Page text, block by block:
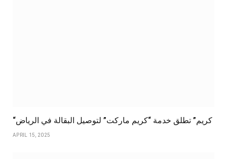
“كريم” تطلق خدمة “كريم ماركت” لتوصيل البقالة في الرياض
APRIL 15, 2025